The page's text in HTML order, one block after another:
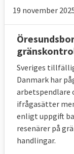
19 november
Sveriges
Danmark har
arbetspendlare
ifrågasätter
enligt uppgift
resenärer på
handlingar.